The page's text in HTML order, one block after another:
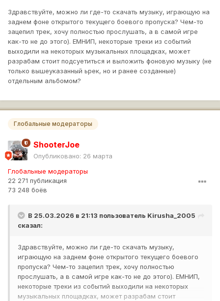
Здравствуйте, можно ли где-то скачать музыку, играющую на
заднем фоне открытого текущего боевого пропуска? Чем-то
зацепил трек, хочу полностью прослушать, а в самой игре
как-то не до этого). ЕМНИП, некоторые треки из событий
выходили на некоторых музыкальных площадках, может
разрабам стоит подсуетиться и выложить фоновую музыку (не
только вышеуказанный ьрек, но и ранее созданные)
отдельным альбомом?
Глобальные модераторы
ShooterJoe
Опубликовано: 26 марта
Глобальные модераторы
22 271 публикация
73 248 боёв
В 25.03.2026 в 21:13 пользователь Kirusha_2005
сказал:
Здравствуйте, можно ли где-то скачать музыку,
играющую на заднем фоне открытого текущего боевого
пропуска? Чем-то зацепил трек, хочу полностью
прослушать, а в самой игре как-то не до этого). ЕМНИП,
некоторые треки из событий выходили на некоторых
музыкальных площадках, может разрабам стоит